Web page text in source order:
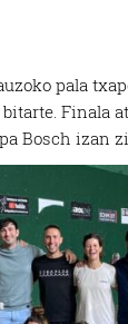
pala
Finala
Bosch izan